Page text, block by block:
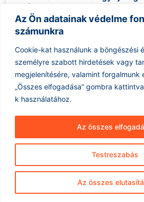
Az Ön adatainak védelme
számunkra
Cookie-kat használunk a böngészési
személyre szabott hirdetések vagy
megjelenítésére, valamint forgalmunk
„Összes elfogadása” gombra
k használatához.
Testreszabás
Az összes
Az összes
Omán
2026.08.09.
Irán közel áll egy új megállapodás
egy új tengeri tranzitútvonalat hozna
szorosban. Abbas Araghchi iráni...
Tovább olvasom »
Hírarchívum